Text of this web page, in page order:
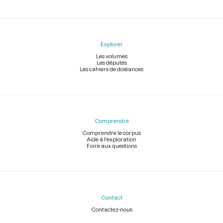
Explorer
Les volumes
Les députés
Les cahiers de doléances
Comprendre
Comprendre le corpus
Aide à l'exploration
Foire aux questions
Contact
Contactez-nous